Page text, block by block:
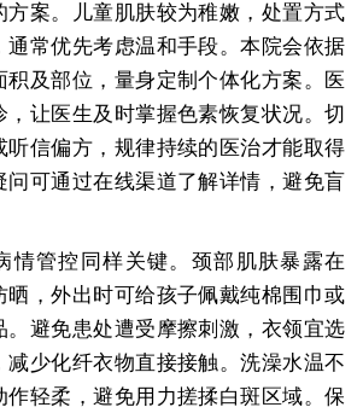
方案。儿童肌肤较为稚嫩，处置方式
通常优先考虑温和手段。本院会依据
积及部位，量身定制个体化方案。医
，让医生及时掌握色素恢复状况。切
听信偏方，规律持续的医治才能取得
问可通过在线渠道了解详情，避免盲
情管控同样关键。颈部肌肤暴露在
晒，外出时可给孩子佩戴纯棉围巾或
。避免患处遭受摩擦刺激，衣领宜选
减少化纤衣物直接接触。洗澡水温不
作轻柔，避免用力搓揉白斑区域。保